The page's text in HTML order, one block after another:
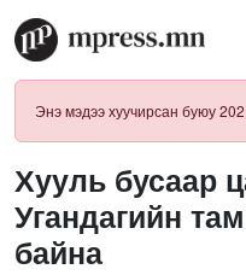
Энэ мэдээ хуучирсан буюу
Хууль бусаар
Угандагийн
байна